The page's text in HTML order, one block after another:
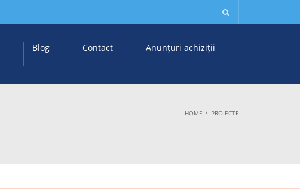
Blog Contact Anunțuri achiziții
HOME PROIECTE